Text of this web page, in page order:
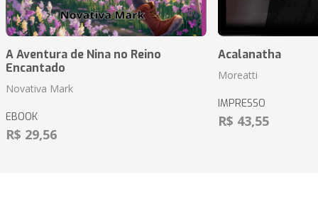
A Aventura de Nina no Reino
Encantado
Novativa Mark
EBOOK
R$ 29,56
Acalanatha
Moreatti
IMPRESSO
R$ 43,55